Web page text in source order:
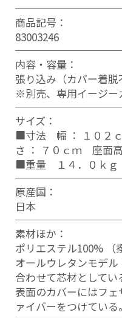
商品記号：
83003246
内容・容量：
張り込み（カバー着脱
※別売、専用イージー
サイズ：
■寸法 幅 ： １０２
さ ： ７０ｃｍ 座面
■重量 １４．０ｋｇ
原産国：
日本
素材ほか：
ポリエステル100% （
オールウレタンモデ
合わせて芯材としてい
表面のカバーにはフ
ァイバーをつけている。